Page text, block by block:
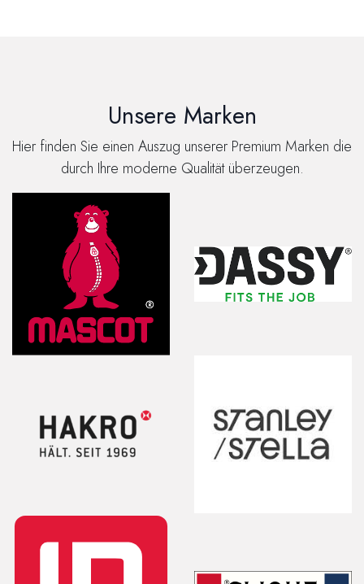
Unsere Marken
Hier finden Sie einen Auszug unserer Premium Marken die
durch Ihre moderne Qualität überzeugen.